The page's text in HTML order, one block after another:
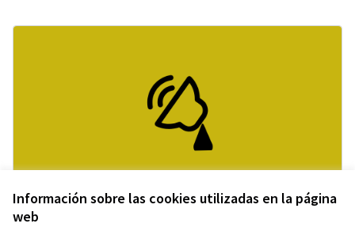
Información sobre las cookies utilizadas en la página
webAntenes Ateneu a altres punts de la